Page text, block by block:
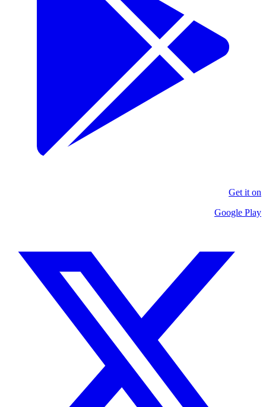
Get it on
Google Play